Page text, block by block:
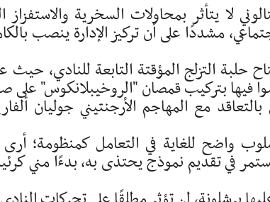
لا يتأثر بمحاولات السخرية والاستفزاز
مشددًا على أن تركيز الإدارة ينصب
التزلج المؤقتة التابعة للنادي، حيث
فيها بتركيب قمصان "الروخيبلانكوس" على
مع المهاجم الأرجنتيني جوليان
واضح للغاية في التعامل كمنظومة؛
في تقديم نموذج يحتذى به، بدءًا مني